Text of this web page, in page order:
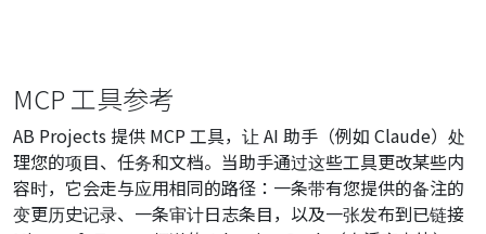
MCP 工具参考
AB Projects 提供 MCP 工具，让 AI 助手（例如 Claude）处
理您的项目、任务和文档。当助手通过这些工具更改某些内
容时，它会走与应用相同的路径：一条带有您提供的备注的
变更历史记录、一条审计日志条目，以及一张发布到已链接